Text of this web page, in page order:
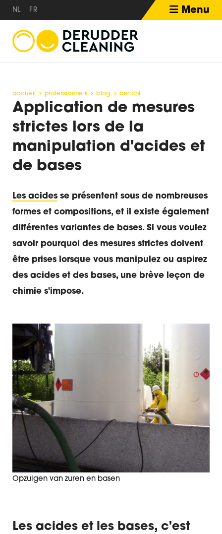
NL FR Menu
accueil professionnels blog bericht
Application de mesures
strictes lors de la
manipulation d'acides et
de bases
Les acides se présentent sous de nombreuses
formes et compositions, et il existe également
différentes variantes de bases. Si vous voulez
savoir pourquoi des mesures strictes doivent
être prises lorsque vous manipulez ou aspirez
des acides et des bases, une brève leçon de
chimie s'impose.
Opzuigen van zuren en basen
Les acides et les bases, c'est